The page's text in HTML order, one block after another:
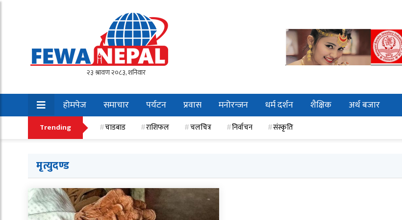
होमपेज समाचार पर्यटन प्रवास मनोरन्जन धर्म दर्शन शैक्षिक
अर्थ बजार
खेलकुद
Trending चाडबाड राशिफल चलचित्र निर्वाचन संस्कृति
मृत्युदण्ड